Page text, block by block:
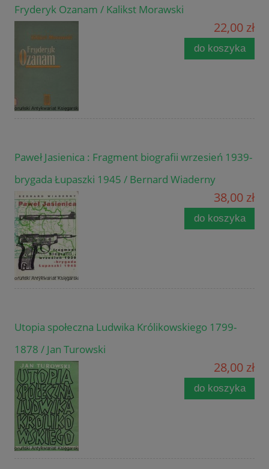
Fryderyk Ozanam / Kalikst Morawski
22,00 zł
do koszyka
Paweł Jasienica : Fragment biografii wrzesień 1939-
brygada Łupaszki 1945 / Bernard Wiaderny
38,00 zł
do koszyka
Utopia społeczna Ludwika Królikowskiego 1799-
1878 / Jan Turowski
28,00 zł
do koszyka